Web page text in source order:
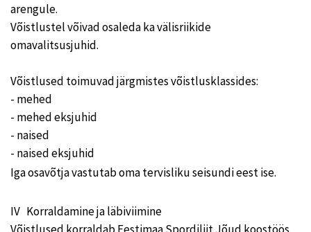
arengule.
Võistlustel võivad osaleda ka välisriikide
omavalitsusjuhid.
Võistlused toimuvad järgmistes võistlusklassides:
- mehed
- mehed eksjuhid
- naised
- naised eksjuhid
Iga osavõtja vastutab oma tervisliku seisundi eest ise.
IV Korraldamine ja läbiviimine